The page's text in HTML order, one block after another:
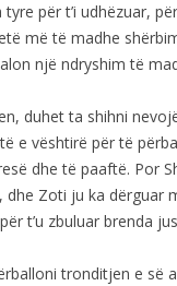
për t’i udhëzuar,
më të madhe
një ndryshim të
duhet ta shihni
e vështirë për të
dhe të paaftë. Por
Zoti ju ka dërguar
t’u zbuluar brenda
tronditjen e së